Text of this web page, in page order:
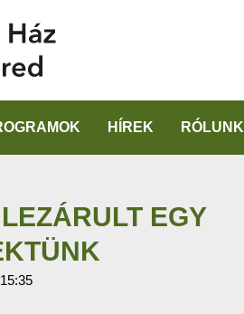
HÍREK RÓLUNK
EGY